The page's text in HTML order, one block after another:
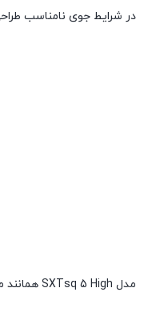
در شرایط جوی نامناسب
مدل SXTsq 5 High همانند مدل قبلی خود از آنتن 16dBi بهره می‌برد، اما در این مدل آنتن بازطراحی شده و اندازه فیزیکی‌اش بهبود یافته است.